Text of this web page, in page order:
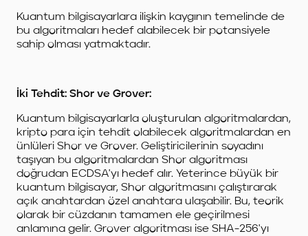
Kuantum bilgisayarlara ilişkin kaygının temelinde de
bu algoritmaları hedef alabilecek bir potansiyele
sahip olması yatmaktadır.
İki Tehdit: Shor ve Grover:
Kuantum bilgisayarlarla oluşturulan algoritmalardan,
kripto para için tehdit olabilecek algoritmalardan en
ünlüleri Shor ve Grover. Geliştiricilerinin soyadını
taşıyan bu algoritmalardan Shor algoritması
doğrudan ECDSA'yı hedef alır. Yeterince büyük bir
kuantum bilgisayar, Shor algoritmasını çalıştırarak
açık anahtardan özel anahtara ulaşabilir. Bu, teorik
olarak bir cüzdanın tamamen ele geçirilmesi
anlamına gelir. Grover algoritması ise SHA-256'yı